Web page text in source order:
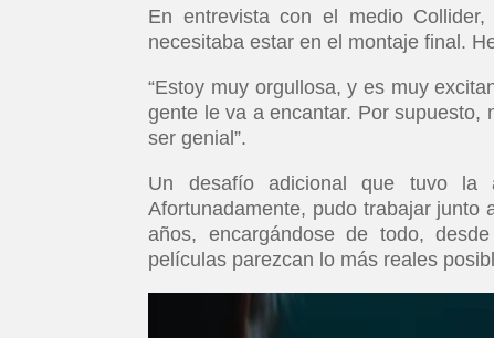
En entrevista con el medio
necesitaba estar en el montaje final.
“Estoy muy orgullosa, y es muy
gente le va a encantar. Por supuesto,
ser genial”.
Un desafío adicional que tuvo la
Afortunadamente, pudo trabajar junto
años, encargándose de todo,
películas parezcan lo más reales